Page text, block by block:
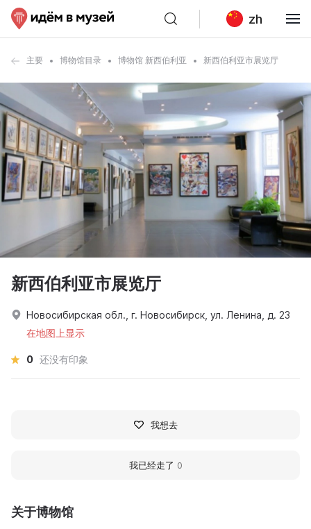
zh
主要 博物馆目录 博物馆 新西伯利亚 新西伯利亚市展览厅
关于博物馆
新西伯利亚市展览厅
Новосибирская обл., г. Новосибирск, ул. Ленина, д. 23
在地图上显示
0 还没有印象
我想去
我已经走了 0